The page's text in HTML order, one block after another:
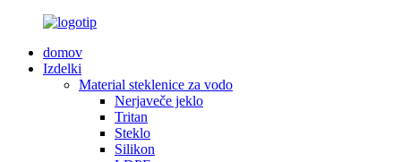
domov
Izdelki
Material steklenice za vodo
Nerjaveče jeklo
Tritan
Steklo
Silikon